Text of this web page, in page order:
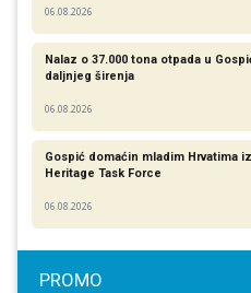
06.08.2026
Nalaz o 37.000 tona otpada u
daljnjeg širenja
06.08.2026
Gospić domaćin mladim Hrvatima
Heritage Task Force
06.08.2026
PROMO